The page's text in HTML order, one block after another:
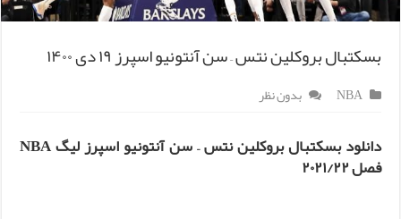
بسکتبال بروکلین نتس – سن آنتونیو اسپرز ۱۹ دی ۱۴۰۰
NBA بدون نظر
دانلود بسکتبال بروکلین نتس – سن آنتونیو اسپرز لیگ NBA
فصل ۲۰۲۱/۲۲